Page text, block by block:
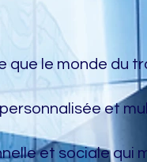
le monde du
et
et sociale qui